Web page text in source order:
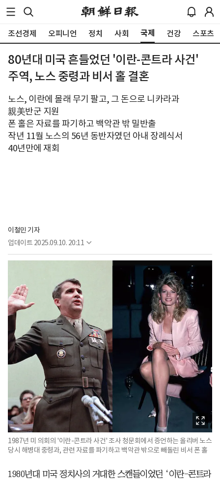
조선경제 오피니언 정치 사회 국제 건강 스포츠
80년대 미국 흔들었던 '이란-콘트라 사건'
주역, 노스 중령과 비서 홀 결혼
노스, 이란에 몰래 무기 팔고, 그 돈으로 니카라과
親美반군 지원
폰 홀은 자료를 파기하고 백악관 밖 밀반출
작년 11월 노스의 56년 동반자였던 아내 장례식서
40년만에 재회
이철민 기자
업데이트 2025.09.10. 20:11
1987년 미 의회의 '이란-콘트라 사건' 조사 청문회에서 증언하는 올리버 노스
당시 해병대 중령과, 관련 자료를 파기하고 백악관 밖으로 빼돌린 비서 폰 홀
1980년대 미국 정치사의 거대한 스캔들이었던 ‘이란-콘트라